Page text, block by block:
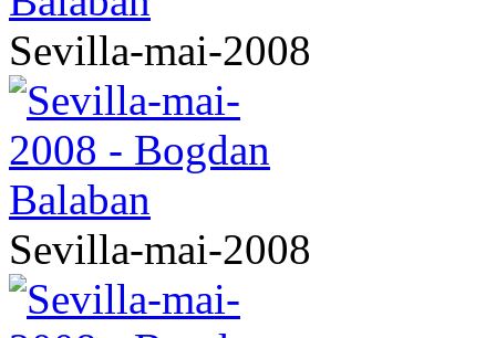
Sevilla-mai-2008
Sevilla-mai-2008